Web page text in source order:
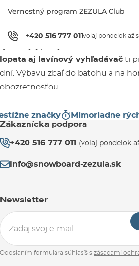
Vernostný program ZEZULA Club
+420 516 777 011 volaj pondelok až
Ak sa chystáš na svoju prvú
nepodceňuj prípravu a kúp si
lavínový set, na ktorý sa budeš
lopata aj lavínový vyhľadávač ti
dní. Výbavu zbaľ do batohu a na
obozretnosťou.
značky Mimoriadne
Zákaznícka podpora
+420 516 777 011 (volaj pondelok
info@snowboard-zezula.sk
Newsletter
Odoslaním formulára súhlasíš s zásadami